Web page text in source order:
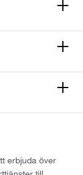
erbjuda över